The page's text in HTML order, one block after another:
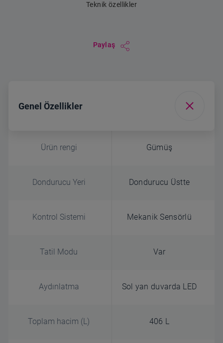
Teknik özellikler
Paylaş
Genel Özellikler
Ürün rengi Gümüş
Dondurucu Yeri Dondurucu Üstte
Kontrol Sistemi Mekanik Sensörlü
Tatil Modu Var
Aydınlatma Sol yan duvarda LED
Toplam hacim (L) 406 L